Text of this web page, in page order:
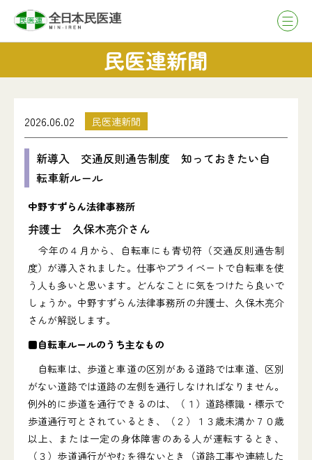
民医連新聞
2026.06.02 民医連新聞
新導入 交通反則通告制度 知っておきたい自
転車新ルール
中野すずらん法律事務所
弁護士 久保木亮介さん
今年の４月から、自転車にも青切符（交通反則通告制
度）が導入されました。仕事やプライベートで自転車を使
う人も多いと思います。どんなことに気をつけたら良いで
しょうか。中野すずらん法律事務所の弁護士、久保木亮介
さんが解説します。
■自転車ルールのうち主なもの
自転車は、歩道と車道の区別がある道路では車道、区別
がない道路では道路の左側を通行しなければなりません。
例外的に歩道を通行できるのは、（１）道路標識・標示で
歩道通行可とされているとき、（２）１３歳未満か７０歳
以上、または一定の身体障害のある人が運転するとき、
（３）歩道通行がやむを得ないとき（道路工事や連続した